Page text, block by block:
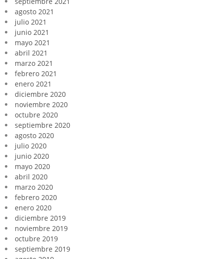
agosto 2021
julio 2021
junio 2021
mayo 2021
abril 2021
marzo 2021
febrero 2021
enero 2021
diciembre 2020
noviembre 2020
octubre 2020
septiembre 2020
agosto 2020
julio 2020
junio 2020
mayo 2020
abril 2020
marzo 2020
febrero 2020
enero 2020
diciembre 2019
noviembre 2019
octubre 2019
septiembre 2019